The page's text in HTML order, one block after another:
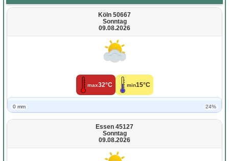
Köln 50667
Sonntag
09.08.2026
max32°C min15°C
0 mm 24%
Essen 45127
Sonntag
09.08.2026